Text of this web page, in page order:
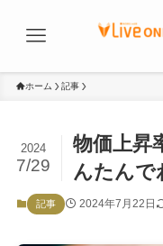
ホーム 記事
物価上昇
んたんで
2024
7/29
記事 2024年7月22日